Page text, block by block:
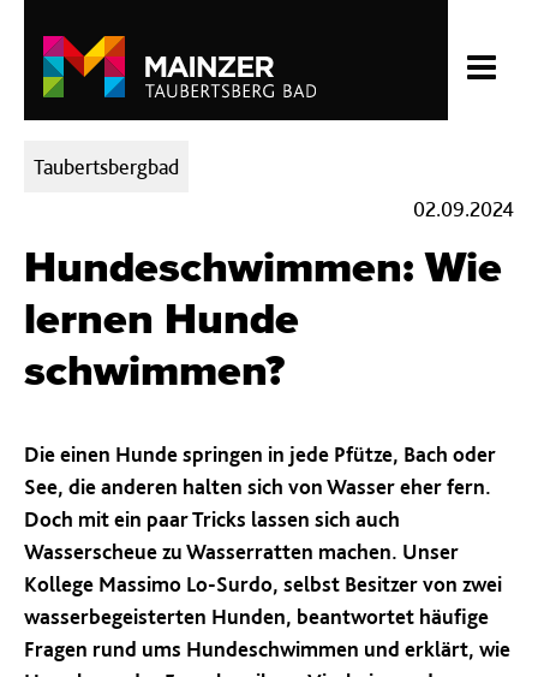
Kategorien:
Taubertsbergbad
02.09.2024
Hundeschwimmen: Wie
lernen Hunde
schwimmen?
Die einen Hunde springen in jede Pfütze, Bach oder
See, die anderen halten sich von Wasser eher fern.
Doch mit ein paar Tricks lassen sich auch
Wasserscheue zu Wasserratten machen. Unser
Kollege Massimo Lo-Surdo, selbst Besitzer von zwei
wasserbegeisterten Hunden, beantwortet häufige
Fragen rund ums Hundeschwimmen und erklärt, wie